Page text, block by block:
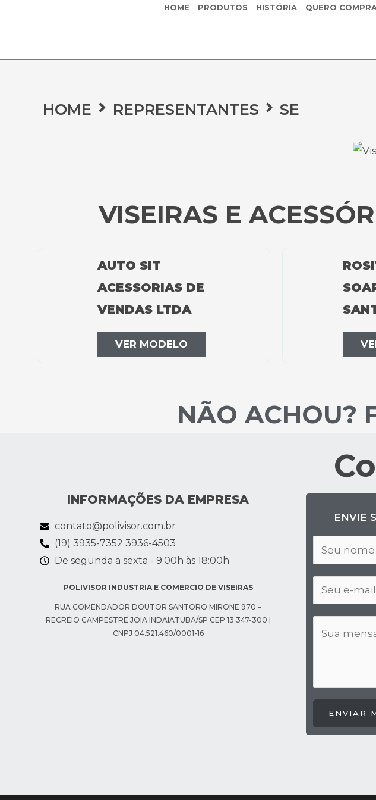
HOME PRODUTOS HISTÓRIA QUERO
HOME REPRESENTANTES SE
VISEIRAS E
AUTO SIT
ACESSORIAS DE
VENDAS LTDA
VER MODELO
NÃO ACHOU?
INFORMAÇÕES DA EMPRESA
contato@polivisor.com.br
(19) 3935-7352 3936-4503
De segunda a sexta - 9:00h às 18:00h​
POLIVISOR INDUSTRIA E COMERCIO DE VISEIRAS
RUA COMENDADOR DOUTOR SANTORO MIRONE 970 –
RECREIO CAMPESTRE JOIA INDAIATUBA/SP CEP 13.347-300 |
CNPJ 04.521.460/0001-16
ENVIE
ENVIAR